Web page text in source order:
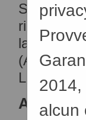
2014,
alcun
Si riporta
lavori,
Legge
Allegati